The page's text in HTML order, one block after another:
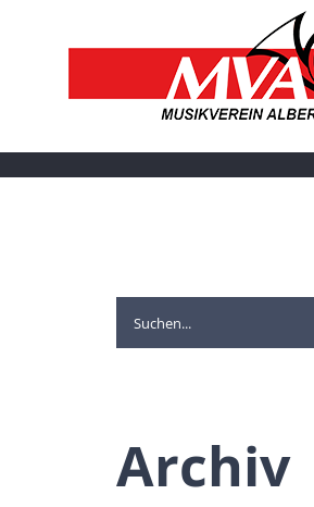
Suche
nach:
Archiv